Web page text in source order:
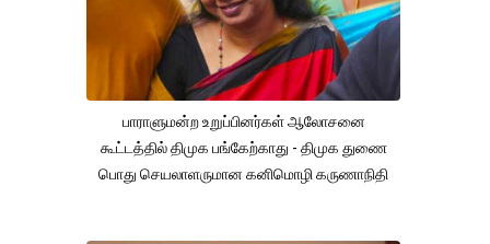
பாராளுமன்ற உறுப்பினர்கள் ஆலோசனை
கூட்டத்தில் திமுக பங்கேற்காது - திமுக துணை
பொது செயலாளருமான கனிமொழி கருணாநிதி